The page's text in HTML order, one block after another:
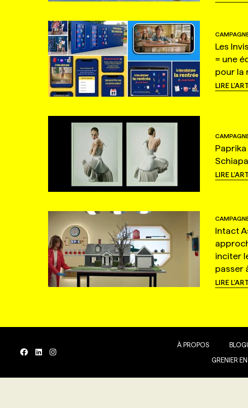
Les
= une
pour la
LIRE
LIRE
Intact
inciter
passer
LIRE
À PROPOS
GRENIER